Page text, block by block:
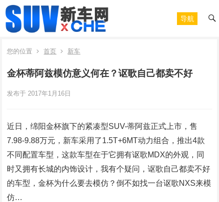
导航
您的位置 首页 新车
金杯蒂阿兹模仿意义何在？讴歌自己都卖不好
发布于 2017年1月16日
近日，绵阳金杯旗下的紧凑型SUV-蒂阿兹正式上市，售
7.98-9.88万元，新车采用了1.5T+6MT动力组合，推出4款
不同配置车型，这款车型在于它拥有讴歌MDX的外观，同
时又拥有长城的内饰设计，我有个疑问，讴歌自己都卖不好
的车型，金杯为什么要去模仿？倒不如找一台讴歌NXS来模
仿…